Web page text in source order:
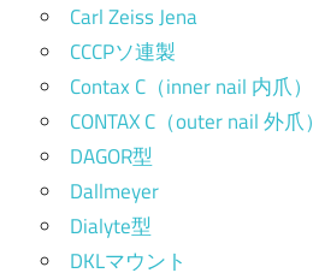
Carl Zeiss Jena
CCCPソ連製
Contax C（inner nail 内爪）
CONTAX C（outer nail 外爪）
DAGOR型
Dallmeyer
Dialyte型
DKLマウント